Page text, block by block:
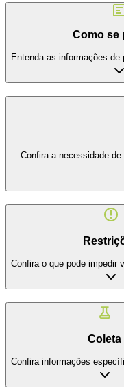
Como se
Entenda as informações
Confira a necessidade
Confira o que pode impedir
Coleta
Confira informações